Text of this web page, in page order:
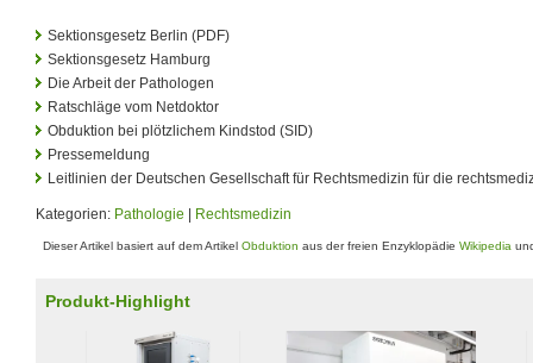
Sektionsgesetz Berlin (PDF)
Sektionsgesetz Hamburg
Die Arbeit der Pathologen
Ratschläge vom Netdoktor
Obduktion bei plötzlichem Kindstod (SID)
Pressemeldung
Leitlinien der Deutschen Gesellschaft für Rechtsmedizin für die
Kategorien: Pathologie Rechtsmedizin
Dieser Artikel basiert auf dem Artikel Obduktion aus der freien Enzyklopädie Wikipedia
Produkt-Highlight